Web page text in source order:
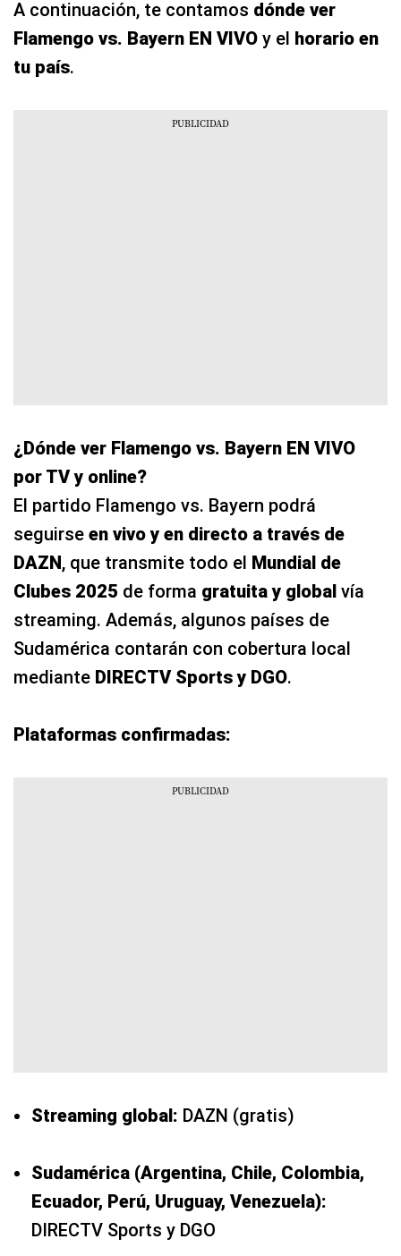
A continuación, te contamos dónde ver
Flamengo vs. Bayern EN VIVO y el horario en
tu país.
¿Dónde ver Flamengo vs. Bayern EN VIVO
por TV y online?
El partido Flamengo vs. Bayern podrá
seguirse en vivo y en directo a través de
DAZN, que transmite todo el Mundial de
Clubes 2025 de forma gratuita y global vía
streaming. Además, algunos países de
Sudamérica contarán con cobertura local
mediante DIRECTV Sports y DGO.
Plataformas confirmadas:
Streaming global: DAZN (gratis)
Sudamérica (Argentina, Chile, Colombia,
Ecuador, Perú, Uruguay, Venezuela):
DIRECTV Sports y DGO